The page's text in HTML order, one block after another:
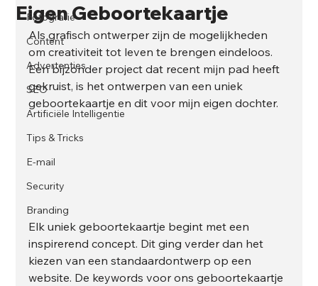
Fotografie
Content
Advertenties
SEO
Artificiële Intelligentie
Tips & Tricks
E-mail
Security
Branding
Eigen Geboortekaartje
Als grafisch ontwerper zijn de mogelijkheden
om creativiteit tot leven te brengen eindeloos.
Een bijzonder project dat recent mijn pad heeft
gekruist, is het ontwerpen van een uniek
geboortekaartje en dit voor mijn eigen dochter.
Elk uniek geboortekaartje begint met een
inspirerend concept. Dit ging verder dan het
kiezen van een standaardontwerp op een
website. De keywords voor ons geboortekaartje